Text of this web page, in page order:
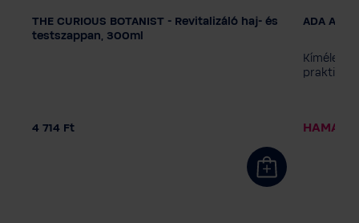
Adagolás
Smart Care rendszer
THE CURIOUS BOTANIST - Revitalizáló haj- és
testszappan, 300ml
4 714 Ft
ADA
praktikus